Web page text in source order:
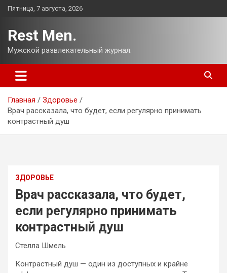
Перейти
Пятница, 7 августа, 2026
Rest Men.
Мужской развлекательный журнал.
Главная
Здоровье
Врач рассказала, что будет, если регулярно принимать
контрастный душ
ЗДОРОВЬЕ
Врач рассказала, что будет,
если регулярно принимать
контрастный душ
Стелла Шмель
Контрастный душ — один из доступных и крайне